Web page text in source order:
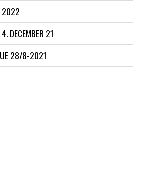
2022
DECEMBER 21
28/8-2021